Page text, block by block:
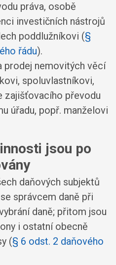
práva, osobě
investičních nástrojů
poddlužníkovi (§
řádu).
prodej nemovitých věcí
spoluvlastníkovi,
zajišťovacího převodu
úřadu, popř. manželovi
jsou po
daňových subjektů
správcem daně při
daně; přitom jsou
i ostatní obecně
(§ 6 odst. 2 daňového